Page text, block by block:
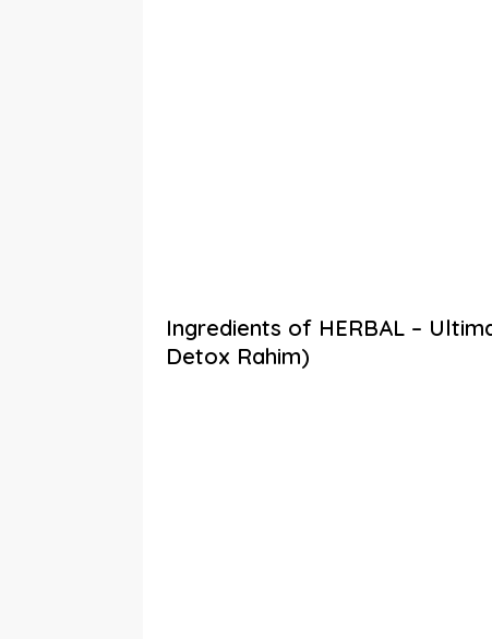
Ingredients of HERBAL –
Detox Rahim)